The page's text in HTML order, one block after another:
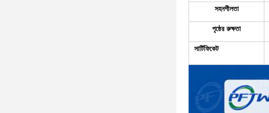
সহনশীলতা
পৃষ্ঠের রুক্ষতা
সার্টিফিকেট